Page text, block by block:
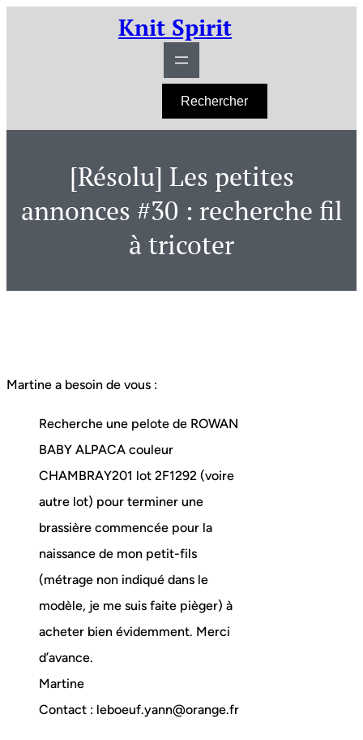
Knit Spirit
h
Rechercher
[Résolu] Les petites
annonces #30 : recherche fil
à tricoter
Martine a besoin de vous :
Recherche une pelote de ROWAN
BABY ALPACA couleur
CHAMBRAY201 lot 2F1292 (voire
autre lot) pour terminer une
brassière commencée pour la
naissance de mon petit-fils
(métrage non indiqué dans le
modèle, je me suis faite pièger) à
acheter bien évidemment. Merci
d’avance.
Martine
Contact : leboeuf.yann@orange.fr